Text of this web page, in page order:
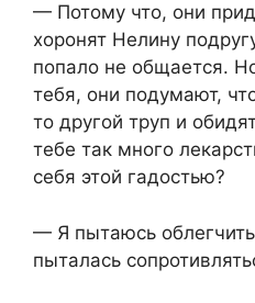
— Потому что, они
хоронят Нелину
попало не общается.
тебя, они подумают,
то другой труп и
тебе так много
себя этой гадостью?
— Я пытаюсь
пыталась